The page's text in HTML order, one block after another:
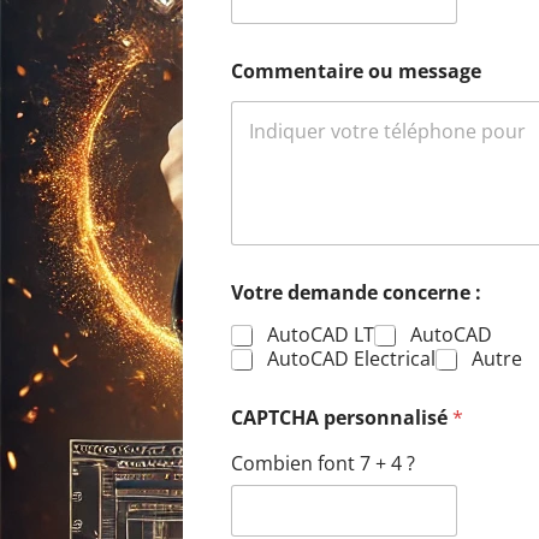
Commentaire ou message
o
n
c
e
n
*
p
Votre demande concerne :
AutoCAD LT
AutoCAD
AutoCAD Electrical
Autre
CAPTCHA personnalisé*
Combien font 7 + 4 ?